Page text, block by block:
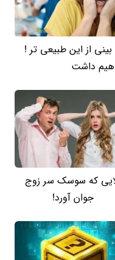
از این طبیعی تر !
داشت
که سوسک سر زوج
جوان آورد!